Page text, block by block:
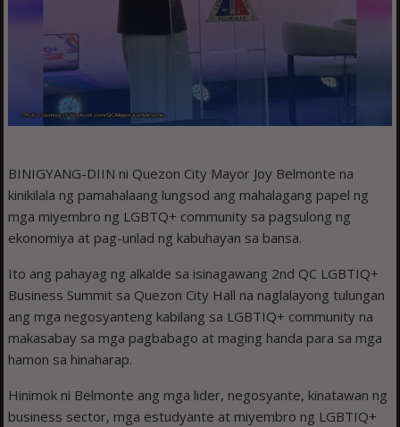
BINIGYANG-DIIN ni Quezon City Mayor Joy Belmonte na
kinikilala ng pamahalaang lungsod ang mahalagang papel ng
mga miyembro ng LGBTQ+ community sa pagsulong ng
ekonomiya at pag-unlad ng kabuhayan sa bansa.
Ito ang pahayag ng alkalde sa isinagawang 2nd QC LGBTIQ+
Business Summit sa Quezon City Hall na naglalayong tulungan
ang mga negosyanteng kabilang sa LGBTIQ+ community na
makasabay sa mga pagbabago at maging handa para sa mga
hamon sa hinaharap.
Hinimok ni Belmonte ang mga lider, negosyante, kinatawan ng
business sector, mga estudyante at miyembro ng LGBTIQ+